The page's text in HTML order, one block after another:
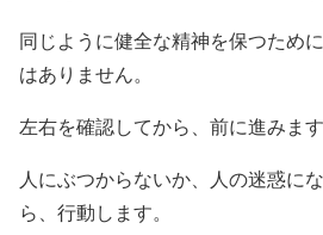
同じように健全な精神を保つため
はありません。
左右を確認してから、前に進みます
人にぶつからないか、人の迷惑に
ら、行動します。